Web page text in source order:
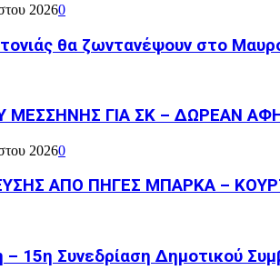
20260
θα ζωντανέψουν στο
ΜΕΣΣΗΝΗΣ ΓΙΑ ΣΚ – ΔΩΡΕΑΝ
20260
ΑΠΟ ΠΗΓΕΣ ΜΠΑΡΚΑ –
15η Συνεδρίαση Δημοτικού